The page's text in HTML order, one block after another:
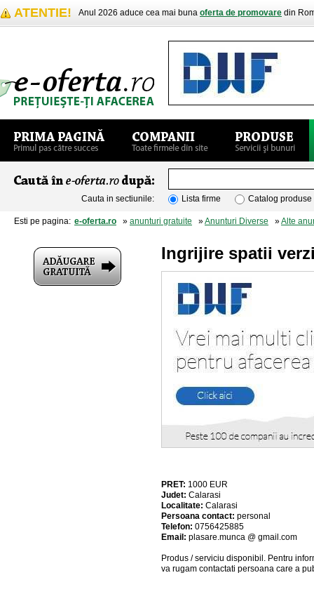
ATENTIE! Anul 2026 aduce cea mai buna oferta de promovare din
Cauta in sectiunile: Lista firme Catalog produse
Esti pe pagina: e-oferta.ro » anunturi gratuite »Anunturi Diverse »Alte
Ingrijire spatii
PRET: 1000 EUR
Judet: Calarasi
Localitate: Calarasi
Persoana contact: personal
Telefon: 0756425885
Email: plasare.munca @ gmail.com
Produs / serviciu disponibil . Pentru
va rugam contactati persoana care a